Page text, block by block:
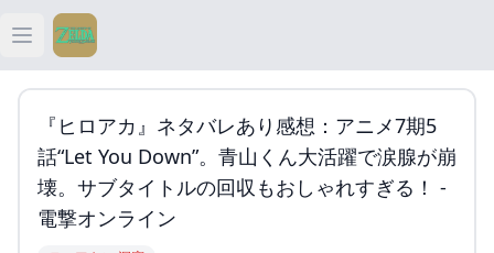
Open main menu
ティアキン
ティアキン 祠
ティアキン 武器
『ヒロアカ』ネタバレあり感想：アニメ7期5
話“Let You Down”。青山くん大活躍で涙腺が崩
壊。サブタイトルの回収もおしゃれすぎる！ -
電撃オンライン